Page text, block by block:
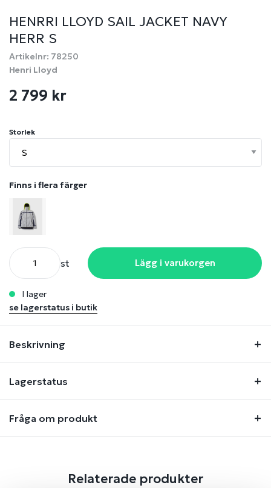
HENRRI LLOYD SAIL JACKET NAVY
HERR S
Artikelnr: 78250
Henri Lloyd
2 799 kr
Storlek
Finns i flera färger
st Lägg i varukorgen
i lager
se lagerstatus i butik
Beskrivning
Lagerstatus
Fråga om produkt
Relaterade produkter